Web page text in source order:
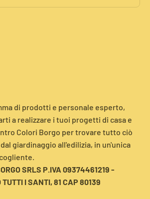
di prodotti e personale esperto,
a realizzare i tuoi progetti di casa e
Colori Borgo per trovare tutto ciò
giardinaggio all'edilizia, in un'unica
SRLS P.IVA 09374461219 -
I SANTI, 81 CAP 80139